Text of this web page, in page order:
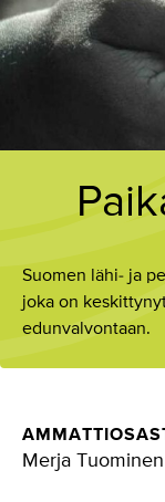
Suomen lähi- ja
joka on
edunvalvontaan.
Merja Tuominen